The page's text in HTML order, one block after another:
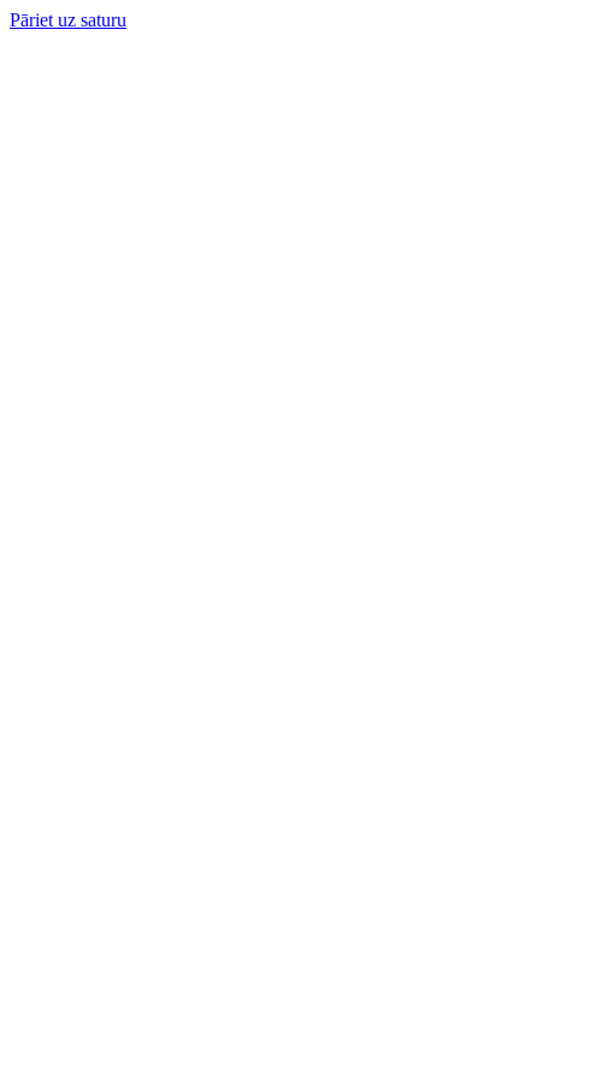
Pāriet uz saturu